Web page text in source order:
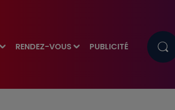
RENDEZ-VOUS PUBLICITÉ